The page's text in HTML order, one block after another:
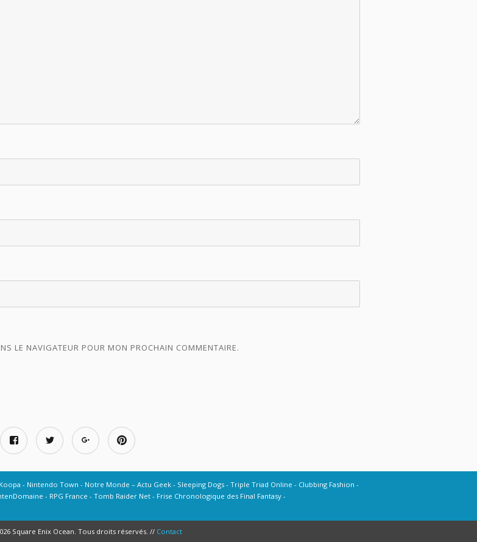
LE NAVIGATEUR POUR MON PROCHAIN COMMENTAIRE.
Koopa Nintendo Town Notre Monde – Actu Geek Sleeping Dogs Triple Triad Online
Clubbing Fashion
RPG France Tomb Raider Net
Frise Chronologique des Final Fantasy
Square Enix Ocean. Tous droits réservés. // Contact